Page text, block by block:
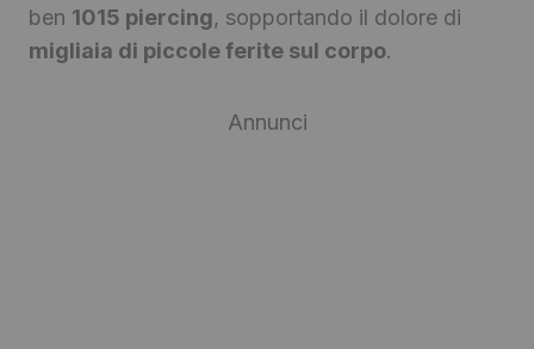
ben 1015 piercing, sopportando il dolore di
migliaia di piccole ferite sul corpo.
Annunci